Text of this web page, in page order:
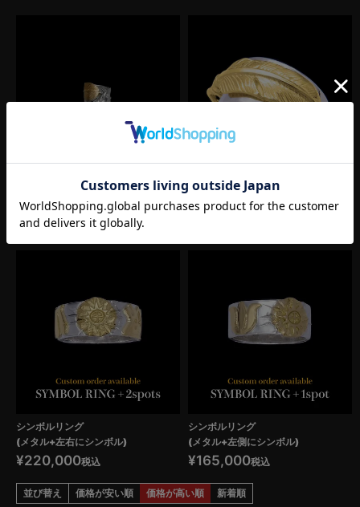
フェザーリング
（コンビ）
¥242,000税込
平打ちフェザーリング
（シルバー×ゴールド）
シンボルリング
(メタル+左右にシンボル)
¥220,000税込
シンボルリング
(メタル+左側にシンボル)
¥165,000税込
並び替え 価格が安い順 価格が高い順 新着順